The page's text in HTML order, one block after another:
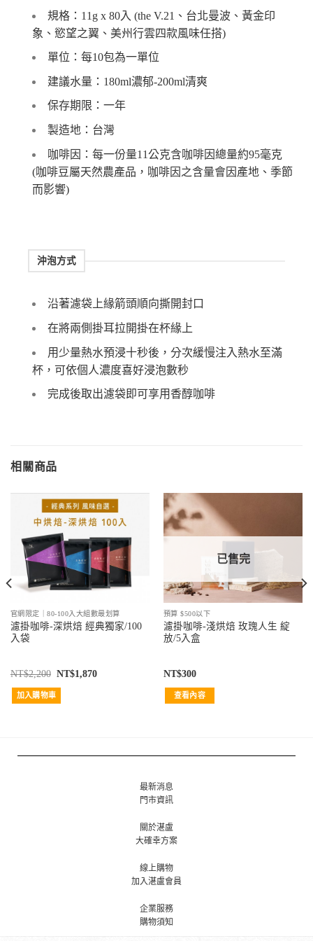
規格：11g x 80入 (the V.21、台北曼波、黃金印
象、慾望之翼、美州行雲四款風味任搭)
單位：每10包為一單位
建議水量：180ml濃郁-200ml清爽
保存期限：一年
製造地：台灣
咖啡因：每一份量11公克含咖啡因總量約95毫克
(咖啡豆屬天然農產品，咖啡因之含量會因產地、季節
而影響)
沖泡方式
沿著濾袋上緣箭頭順向撕開封口
在將兩側掛耳拉開掛在杯緣上
用少量熱水預浸十秒後，分次緩慢注入熱水至滿
杯，可依個人濃度喜好浸泡數秒
完成後取出濾袋即可享用香醇咖啡
相關商品
官網限定｜80-100入大組數最划算
濾掛咖啡-深烘焙 經典獨家/100
入袋
NT$2,200 NT$1,870
加入購物車
已售完
預算 $500以下
濾掛咖啡-淺烘焙 玫瑰人生 綻
放/5入盒
NT$300
查看內容
最新消息
門市資訊
關於湛盧
大確幸方案
線上購物
加入湛盧會員
企業服務
購物須知